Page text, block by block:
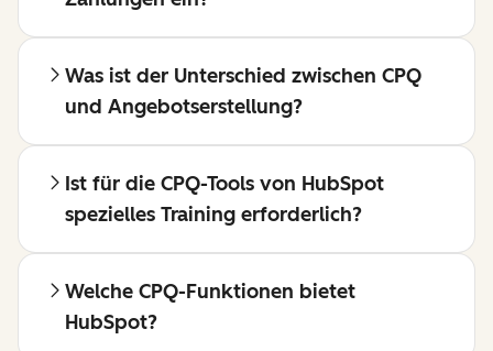
Was ist der Unterschied zwischen CPQ
und Angebotserstellung?
Ist für die CPQ-Tools von HubSpot
spezielles Training erforderlich?
Welche CPQ-Funktionen bietet
HubSpot?